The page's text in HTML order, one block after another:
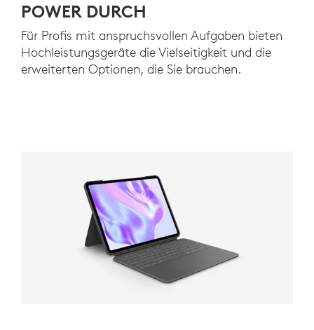
POWER DURCH
Für Profis mit anspruchsvollen Aufgaben bieten
Hochleistungsgeräte die Vielseitigkeit und die
erweiterten Optionen, die Sie brauchen.